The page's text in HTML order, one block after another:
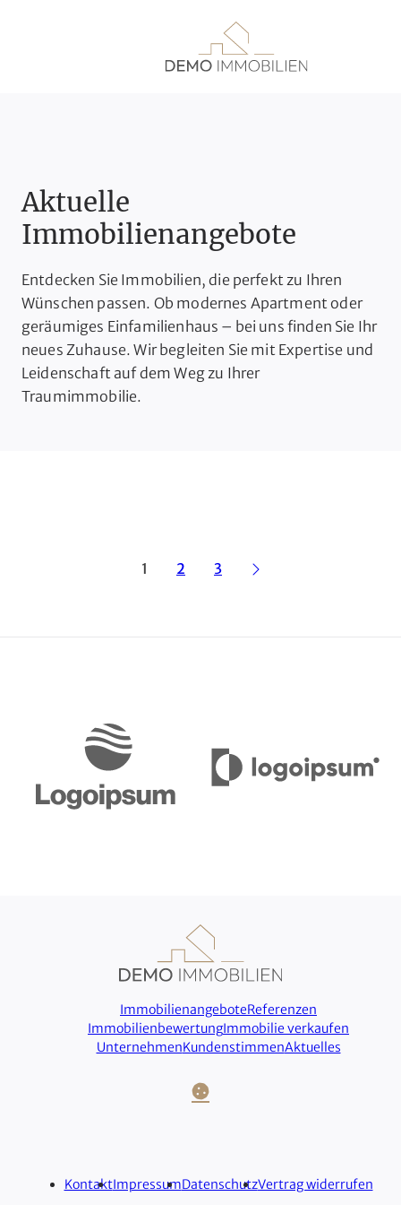
Aktuelle
Immobilienangebote
Entdecken Sie Immobilien, die perfekt zu Ihren
Wünschen passen. Ob modernes Apartment oder
geräumiges Einfamilienhaus – bei uns finden Sie Ihr
neues Zuhause. Wir begleiten Sie mit Expertise und
Leidenschaft auf dem Weg zu Ihrer
Traumimmobilie.
1 2 3
ImmobilienangeboteReferenzen
ImmobilienbewertungImmobilie verkaufen
UnternehmenKundenstimmenAktuelles
Cookie-Einstellungen
KontaktImpressumDatenschutzVertrag widerrufen